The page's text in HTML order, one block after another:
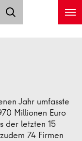
Jahr umfasste
Millionen Euro
der letzten 15
74 Firmen